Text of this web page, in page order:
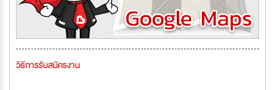
วิธีการรับสมัครงาน